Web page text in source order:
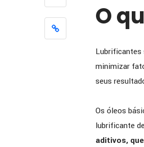
O
Lubrificantes
minimizar
seus
Os óleos
lubrificante
aditivos,